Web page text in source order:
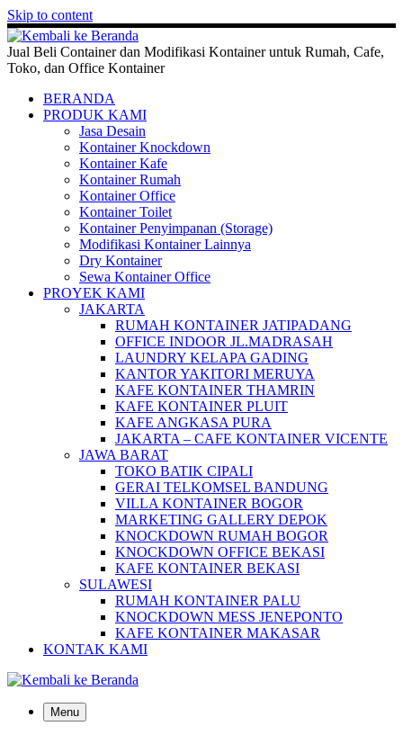
Skip to content
Jual Beli Container dan Modifikasi Kontainer untuk Rumah, Cafe,
Toko, dan Office Kontainer
BERANDA
PRODUK KAMI
Jasa Desain
Kontainer Knockdown
Kontainer Kafe
Kontainer Rumah
Kontainer Office
Kontainer Toilet
Kontainer Penyimpanan (Storage)
Modifikasi Kontainer Lainnya
Dry Kontainer
Sewa Kontainer Office
PROYEK KAMI
JAKARTA
RUMAH KONTAINER JATIPADANG
OFFICE INDOOR JL.MADRASAH
LAUNDRY KELAPA GADING
KANTOR YAKITORI MERUYA
KAFE KONTAINER THAMRIN
KAFE KONTAINER PLUIT
KAFE ANGKASA PURA
JAKARTA – CAFE KONTAINER VICENTE
JAWA BARAT
TOKO BATIK CIPALI
GERAI TELKOMSEL BANDUNG
VILLA KONTAINER BOGOR
MARKETING GALLERY DEPOK
KNOCKDOWN RUMAH BOGOR
KNOCKDOWN OFFICE BEKASI
KAFE KONTAINER BEKASI
SULAWESI
RUMAH KONTAINER PALU
KNOCKDOWN MESS JENEPONTO
KAFE KONTAINER MAKASAR
KONTAK KAMI
Menu